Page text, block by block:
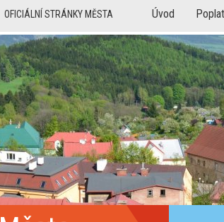
OFICIÁLNÍ STRÁNKY MĚSTA Úvod